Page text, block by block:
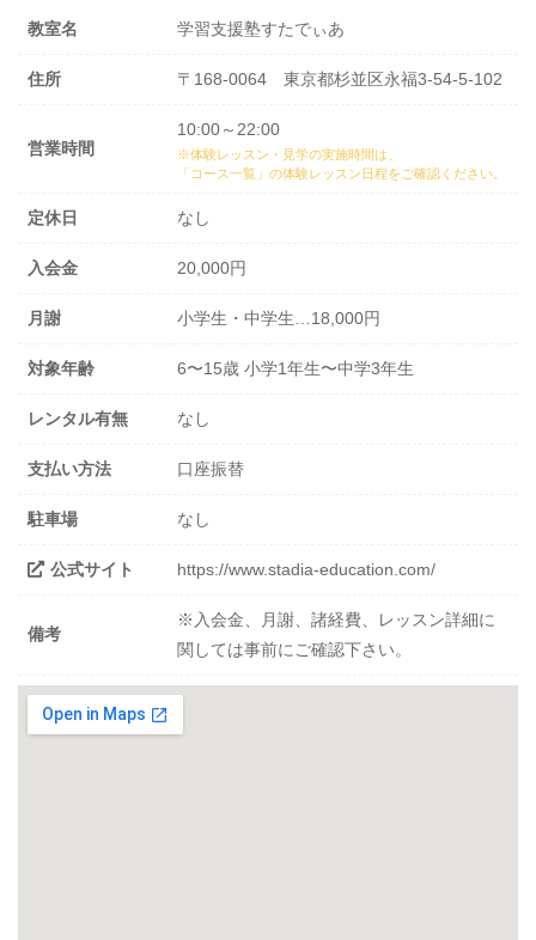
教室名 学習支援塾すたでぃあ
住所 〒168-0064 東京都杉並区永福3-54-5-102
営業時間
10:00～22:00
※体験レッスン・見学の実施時間は、
「コース一覧」の体験レッスン日程をご確認ください。
定休日 なし
入会金 20,000円
月謝 小学生・中学生…18,000円
対象年齢 6〜15歳 小学1年生〜中学3年生
レンタル有無 なし
支払い方法 口座振替
駐車場 なし
公式サイト https://www.stadia-education.com/
備考
※入会金、月謝、諸経費、レッスン詳細に
関しては事前にご確認下さい。